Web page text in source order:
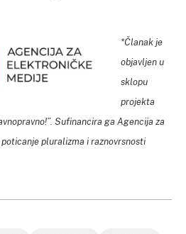
*Članak je
objavljen u
sklopu
projekta
Sufinancira ga Agencija za
pluralizma i raznovrsnosti